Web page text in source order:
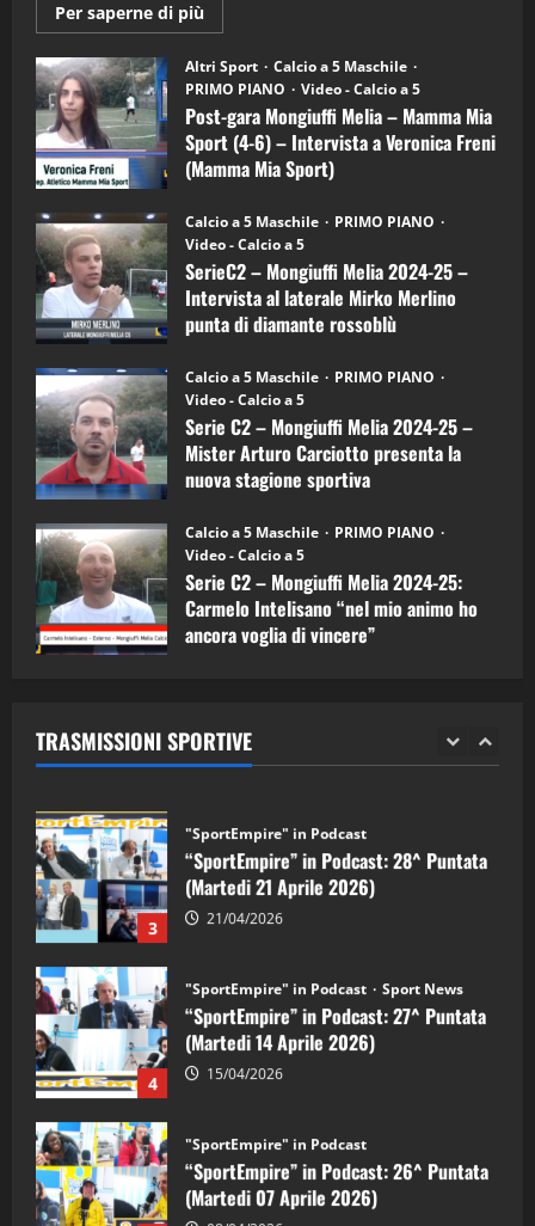
Per saperne di più
informazioni
Post-
gara
Mongiuffi
Melia
–
Mamma
Mia
Sport
6)
–
Intervista
a
mister
Arturo
Carciotto
(Mongiuffi
Altri Sport
Calcio a 5 Maschile
PRIMO PIANO
Video - Calcio a 5
Post-gara Mongiuffi Melia – Mamma Mia
Sport (4-6) – Intervista a Veronica Freni
(Mamma Mia Sport)
Calcio a 5 Maschile
PRIMO PIANO
Video - Calcio a 5
SerieC2 – Mongiuffi Melia 2024-25 –
Intervista al laterale Mirko Merlino
punta di diamante rossoblù
Calcio a 5 Maschile
PRIMO PIANO
Video - Calcio a 5
Serie C2 – Mongiuffi Melia 2024-25 –
Mister Arturo Carciotto presenta la
nuova stagione sportiva
Calcio a 5 Maschile
PRIMO PIANO
Video - Calcio a 5
Serie C2 – Mongiuffi Melia 2024-25:
Carmelo Intelisano “nel mio animo ho
ancora voglia di vincere”
TRASMISSIONI SPORTIVE
3
"SportEmpire" in Podcast
“SportEmpire” in Podcast: 28^ Puntata
(Martedi 21 Aprile 2026)
21/04/2026
4
“SportEmpire” in Podcast: 27^ Puntata
(Martedi 14 Aprile 2026)
15/04/2026
5
“SportEmpire” in Podcast: 26^ Puntata
(Martedi 07 Aprile 2026)
08/04/2026
1
“SportEmpire” in Podcast: 30^ Puntata
(Martedi 05 Maggio 2026)
08/05/2026
2 28/04/2026
3
“SportEmpire” in Podcast: 28^ Puntata
(Martedi 21 Aprile 2026)
21/04/2026
4
“SportEmpire” in Podcast: 27^ Puntata
(Martedi 14 Aprile 2026)
15/04/2026
5
“SportEmpire” in Podcast: 26^ Puntata
(Martedi 07 Aprile 2026)
08/04/2026